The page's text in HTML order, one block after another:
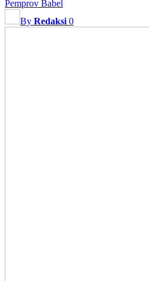
Pemprov Babel
By Redaksi 0